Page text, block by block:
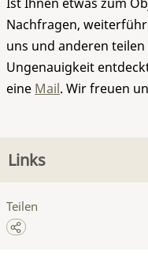
Nachfragen,
uns und anderen
Ungenauigkeit
eine Mail. Wir freuen
Links
Teilen